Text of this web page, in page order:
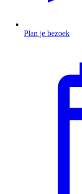
Plan je bezoek